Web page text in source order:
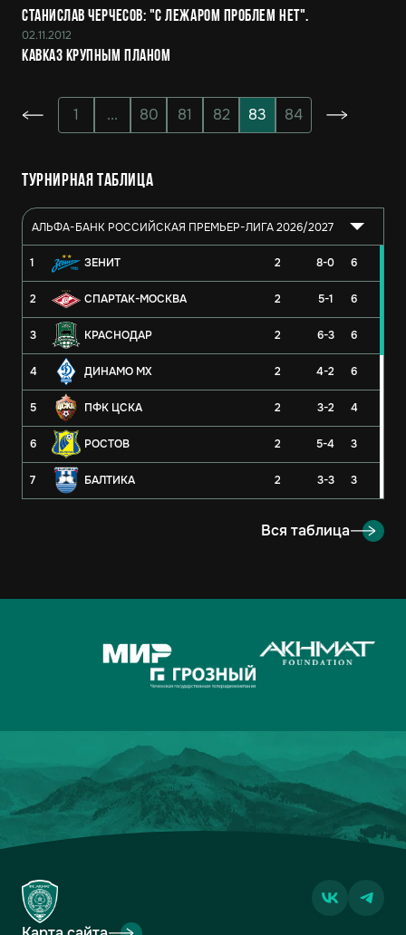
Станислав Черчесов: "С Лежаром проблем нет".
02.11.2012
Кавказ крупным планом
1 ... 80 81 82 83 84
Турнирная таблица
АЛЬФА-БАНК РОССИЙСКАЯ ПРЕМЬЕР-ЛИГА 2026/2027
1 ЗЕНИТ 2 8-0 6
2 СПАРТАК-МОСКВА 2 5-1 6
3 КРАСНОДАР 2 6-3 6
4 ДИНАМО МХ 2 4-2 6
5 ПФК ЦСКА 2 3-2 4
6 РОСТОВ 2 5-4 3
7 БАЛТИКА 2 3-3 3
ЛОКОМОТИВ 2-3 1
14 ФАКЕЛ 2 3-5 0
15 РОДИНА
16 АКРОН 0
Вся таблица